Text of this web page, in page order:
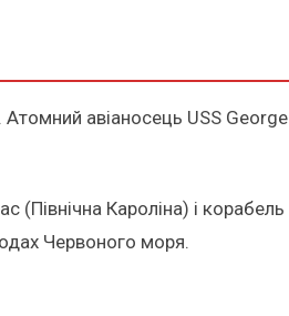
Атомний авіаносець USS
(Північна Кароліна) і
Червоного моря.